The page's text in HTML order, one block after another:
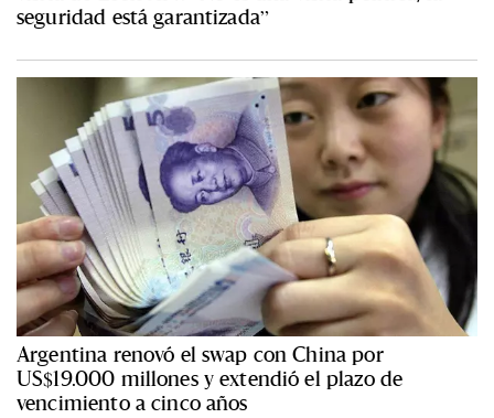
seguridad está garantizada”
Argentina renovó el swap con China por
US$19.000 millones y extendió el plazo de
vencimiento a cinco años